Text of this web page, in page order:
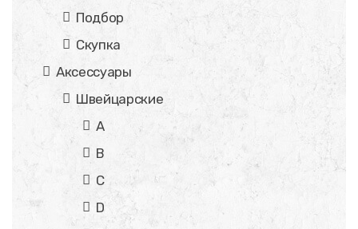
Подбор
Скупка
Аксессуары
Швейцарские
A
B
C
D